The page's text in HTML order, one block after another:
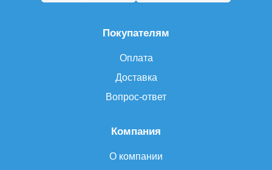
Компания
О компании
Покупателям
Оплата
Доставка
Вопрос-ответ